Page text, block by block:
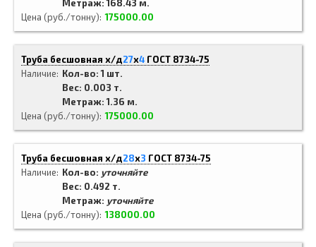
Метраж: 168.43 м.
Цена (руб./тонну) 175000.00
Труба бесшовная х/д27x4 ГОСТ 8734-75
Наличие
Кол-во: 1 шт.
Вес: 0.003 т.
Метраж: 1.36 м.
Цена (руб./тонну) 175000.00
Труба бесшовная х/д28x3 ГОСТ 8734-75
Наличие
Кол-во: уточняйте
Вес: 0.492 т.
Метраж: уточняйте
Цена (руб./тонну) 138000.00